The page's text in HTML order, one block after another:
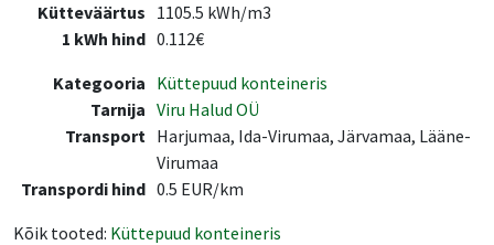
Kütteväärtus 1105.5 kWh/m3
1 kWh hind 0.112€
Kategooria Küttepuud konteineris
Tarnija Viru Halud OÜ
Transport Harjumaa, Ida-Virumaa, Järvamaa, Lääne-
Virumaa
Transpordi hind 0.5 EUR/km
Kõik tooted: Küttepuud konteineris